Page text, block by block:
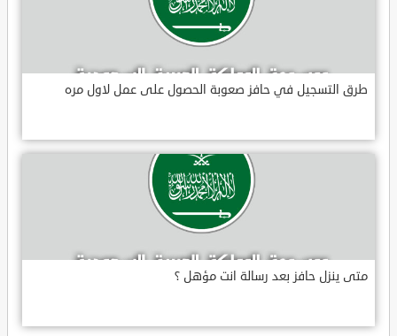
طرق التسجيل في حافز صعوبة الحصول على عمل لاول مره
متى ينزل حافز بعد رسالة انت مؤهل ؟